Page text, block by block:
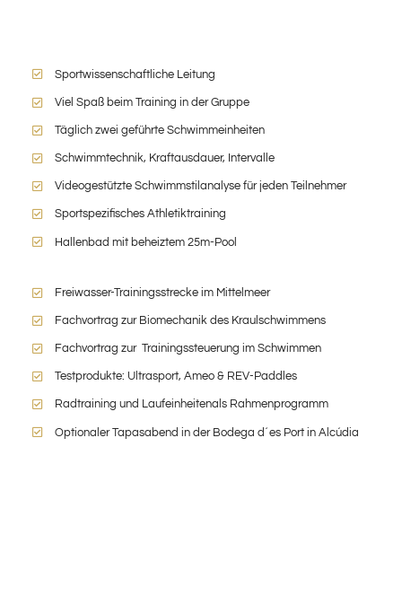
Sportwissenschaftliche Leitung
Viel Spaß beim Training in der Gruppe
Täglich zwei geführte Schwimmeinheiten
Schwimmtechnik, Kraftausdauer, Intervalle
Videogestützte Schwimmstilanalyse für jeden Teilnehmer
Sportspezifisches Athletiktraining
Hallenbad mit beheiztem 25m-Pool
Freiwasser-Trainingsstrecke im Mittelmeer
Fachvortrag zur Biomechanik des Kraulschwimmens
Fachvortrag zur Trainingssteuerung im Schwimmen
Testprodukte: Ultrasport, Ameo & REV-Paddles
Radtraining und Laufeinheitenals Rahmenprogramm
Optionaler Tapasabend in der Bodega d´es Port in Alcúdia